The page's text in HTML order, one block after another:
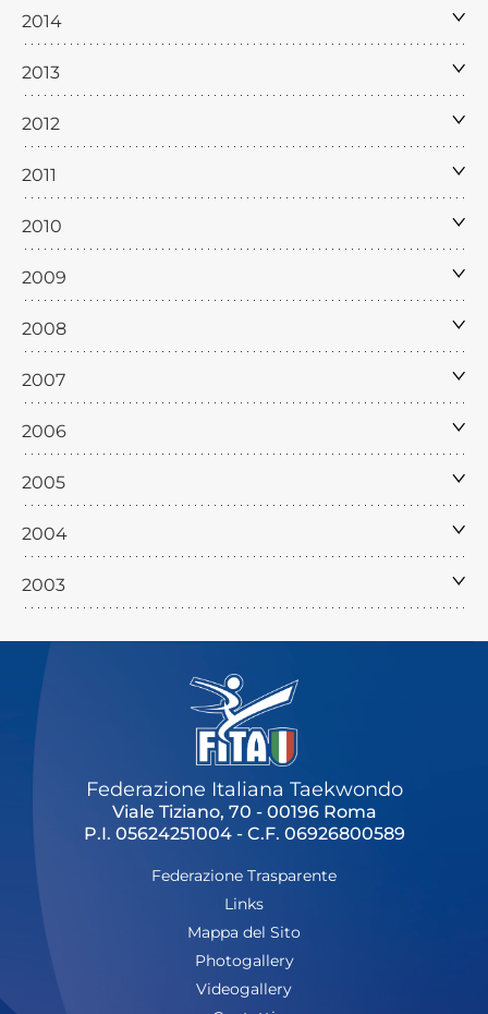
2014
2013
2012
2011
2010
2009
2008
2007
2006
2005
2004
2003
Federazione Italiana Taekwondo
Viale Tiziano, 70 - 00196 Roma
P.I. 05624251004 - C.F. 06926800589
Federazione Trasparente
Links
Mappa del Sito
Photogallery
Videogallery